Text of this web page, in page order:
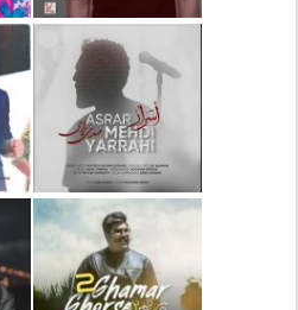
دانلود آهنگ جدید رضا
بهرام بنام نگار
دانلود آهنگ جدید مهدی
یراحی بنام اسرار